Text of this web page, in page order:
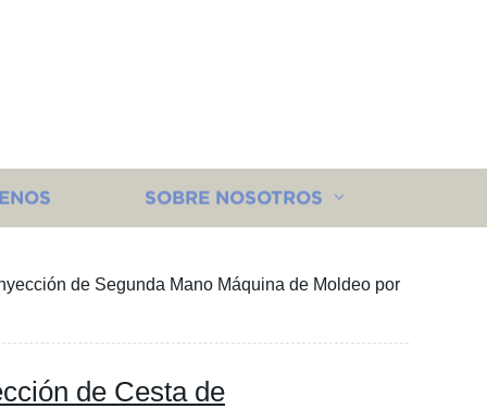
SOBRE NOSOTROS
de Segunda Mano Máquina de Moldeo por
de Cesta de